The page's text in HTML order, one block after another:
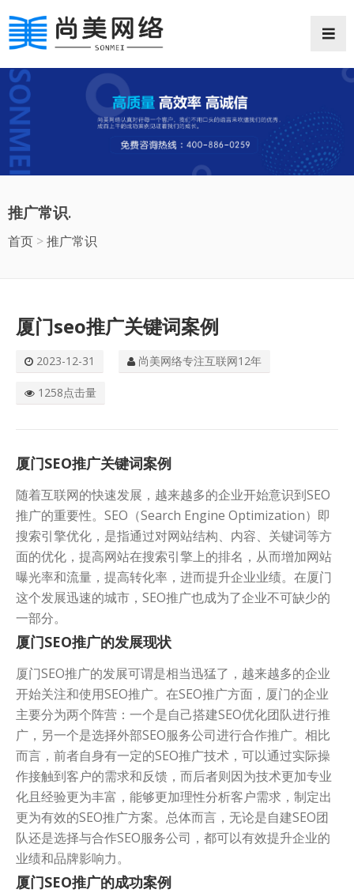
网站首页
网站案例
推广常识
抖音推广
关于我们
推广常识.
首页 >推广常识
厦门seo推广关键词案例
2023-12-31 尚美网络专注互联网12年
1258点击量
厦门SEO推广关键词案例
随着互联网的快速发展，越来越多的企业开始意识到SEO
推广的重要性。SEO（Search Engine Optimization）即
搜索引擎优化，是指通过对网站结构、内容、关键词等方
面的优化，提高网站在搜索引擎上的排名，从而增加网站
曝光率和流量，提高转化率，进而提升企业业绩。在厦门
这个发展迅速的城市，SEO推广也成为了企业不可缺少的
一部分。
厦门SEO推广的发展现状
厦门SEO推广的发展可谓是相当迅猛了，越来越多的企业
开始关注和使用SEO推广。在SEO推广方面，厦门的企业
主要分为两个阵营：一个是自己搭建SEO优化团队进行推
广，另一个是选择外部SEO服务公司进行合作推广。相比
而言，前者自身有一定的SEO推广技术，可以通过实际操
作接触到客户的需求和反馈，而后者则因为技术更加专业
化且经验更为丰富，能够更加理性分析客户需求，制定出
更为有效的SEO推广方案。总体而言，无论是自建SEO团
队还是选择与合作SEO服务公司，都可以有效提升企业的
业绩和品牌影响力。
厦门SEO推广的成功案例